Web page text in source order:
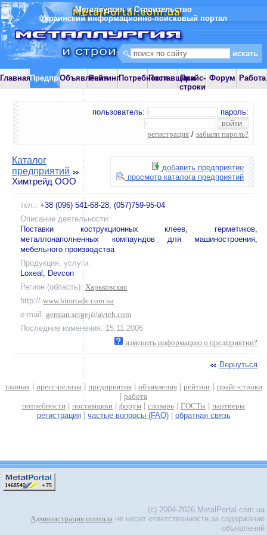
Металлургия и Строительство
Украинский информационно-поисковый портал
ГлавнаяПредприятияОбъявления
РейтингПотребностиПоставщики
Прайс-
строки
Форум Работа
пользователь: пароль:
регистрация / забыли пароль?
добавить предприятие
просмотр каталога предприятий
Каталог
предприятий
Химтрейд ООО
тел.: +38 (096) 541-68-28, (057)759-95-04
Описание деятельности:
Поставки кострукционных клеев, герметиков,
металлонаполненных компаундов для машиностроения,
мебельного производства
Продукция, услуги:
Loxeal, Devcon
Регион (область): Харьковская
http:// www.himrtade.com.ua
e-mail: german.sergej@avteh.com
Последние изменения: 15.11.2006
изменить информацию о предприятии?
Вернуться
главная| пресс-релизы | предприятия| объявления| рейтинг| прайс-строки
работа
потребности
поставщики форум словарь ГОСТы
партнеры
регистрация| частые вопросы (FAQ)| обратная связь
(c) 2004-2026 MetalPortal.com.ua
Администрация портала не несет ответственности за содержание
объявлений